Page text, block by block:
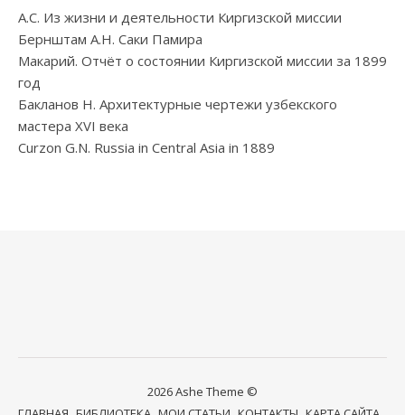
А.С. Из жизни и деятельности Киргизской миссии
Бернштам А.Н. Саки Памира
Макарий. Отчёт о состоянии Киргизской миссии за 1899
год
Бакланов Н. Архитектурные чертежи узбекского
мастера XVI века
Curzon G.N. Russia in Central Asia in 1889
2026 Ashe Theme ©